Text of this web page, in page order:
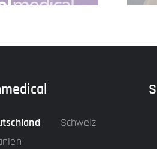
Schweiz